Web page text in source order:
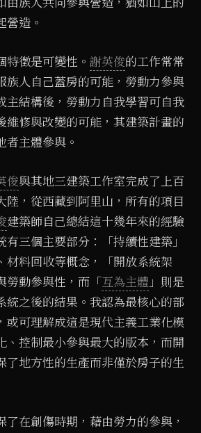
營造。
特徵是可變性。 謝英俊的工作常常
族人自己蓋房的可能，勞動力參與
主結構後，勞動力自我學習可自我
維修與改變的可能，其建築計畫的
者主體參與。
俊與其地三建築工作室完成了上百
陸，從西藏到阿里山，所有的項目
建築師自己總結這十幾年來的經驗
三個主要部分：「持續性建築」
材料回收等概念，「開放系統架
勞動參與性，而「互為主體」則是
統之後的結果。我認為最核心的部
或可理解成這是現代主義工業化模
、控制最小參與最大的版本，而開
了地方性的生產而非僅於房子的生
了在創傷時期，藉由勞力的參與，